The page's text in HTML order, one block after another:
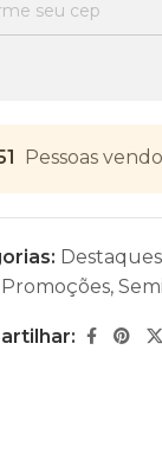
Pessoas
Promoções,